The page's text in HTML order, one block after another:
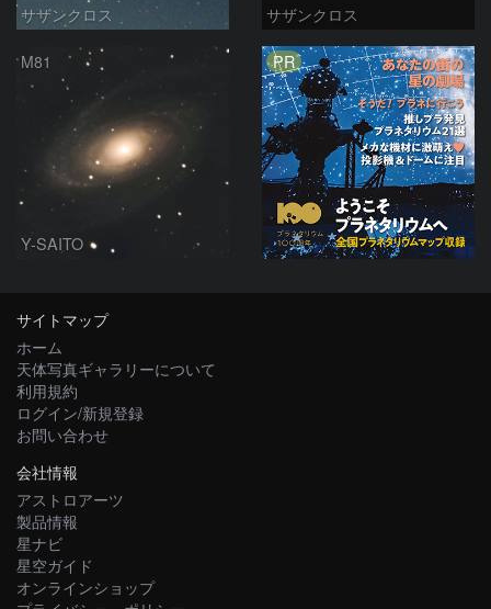
サザンクロス サザンクロス
M81
Y-SAITO
PR
サイトマップ
ホーム
天体写真ギャラリーについて
利用規約
ログイン/新規登録
お問い合わせ
会社情報
アストロアーツ
製品情報
星ナビ
星空ガイド
オンラインショップ